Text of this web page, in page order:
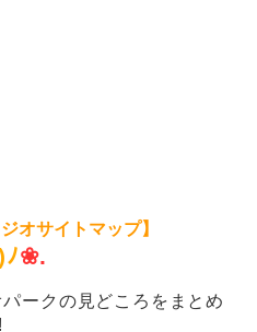
オサイトマップ】
❀.
ークの見どころをまとめ